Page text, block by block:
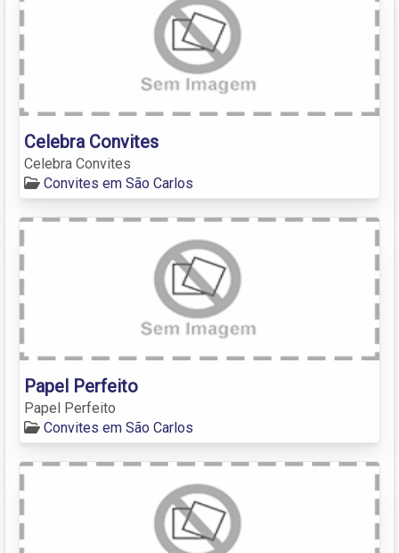
Celebra Convites
Celebra Convites
Convites em São Carlos
Papel Perfeito
Papel Perfeito
Convites em São Carlos